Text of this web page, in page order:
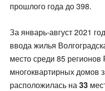
прошлого года до 398.
За январь-август 2021
ввода жилья
место среди 85 регионов
многоквартирных домов
расположилась на33